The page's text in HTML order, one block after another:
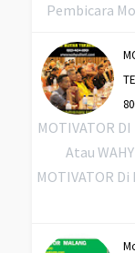
Pembicara
MOTIVATOR
Atau
MOTIVATOR